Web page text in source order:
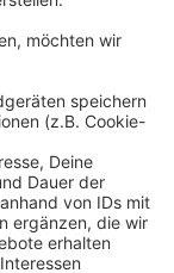
Spiele
werden
Strafräume